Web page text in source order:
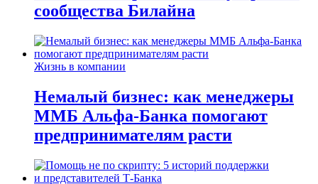
сообщества Билайна
Жизнь в компании
Немалый бизнес: как менеджеры
ММБ Альфа-Банка помогают
предпринимателям расти